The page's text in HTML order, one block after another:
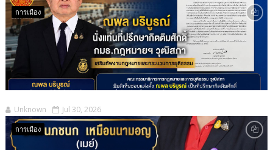
การเมือง
Unknown Jul 30, 2026
การเมือง